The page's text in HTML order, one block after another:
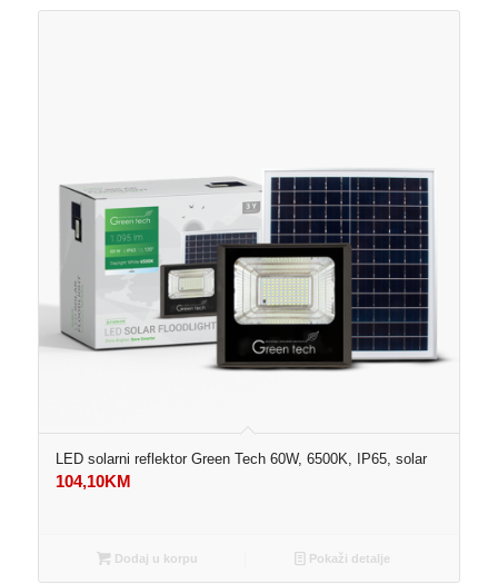
LED solarni reflektor Green Tech 60W, 6500K, IP65, solar
104,10KM
Dodaj u korpu Pokaži detalje